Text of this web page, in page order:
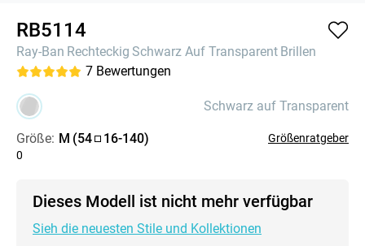
RB5114
Ray-Ban Rechteckig Schwarz Auf Transparent Brillen
7 Bewertungen
Schwarz auf Transparent
Größe: M (54 16-140)
Größenratgeber
0
Dieses Modell ist nicht mehr verfügbar
Sieh die neuesten Stile und Kollektionen